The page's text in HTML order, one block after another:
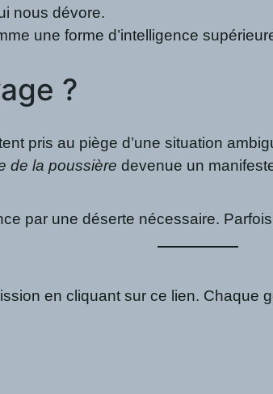
nous dévore.
une forme d’intelligence
?
pris au piège d’une situation
de la poussière devenue un
par une déserte nécessaire.
en cliquant sur ce lien. Chaque